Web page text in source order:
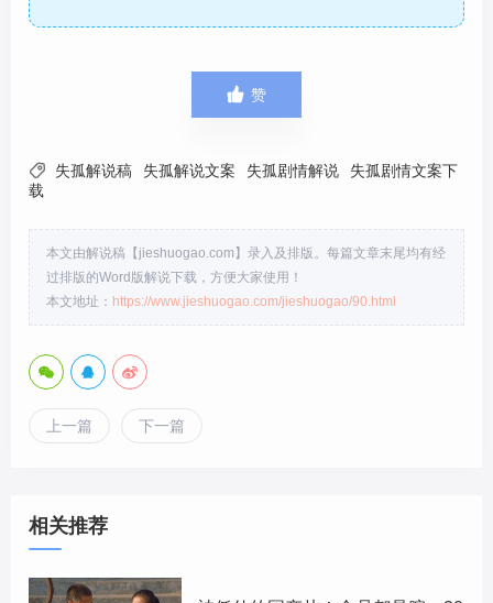
 赞
 失孤解说稿 失孤解说文案 失孤剧情解说
失孤剧情文案下
载
本文由解说稿【jieshuogao.com】录入及排版。每篇文章末尾均有经
过排版的Word版解说下载，方便大家使用！
本文地址： https://www.jieshuogao.com/jieshuogao/90.html
上一篇 下一篇
相关推荐